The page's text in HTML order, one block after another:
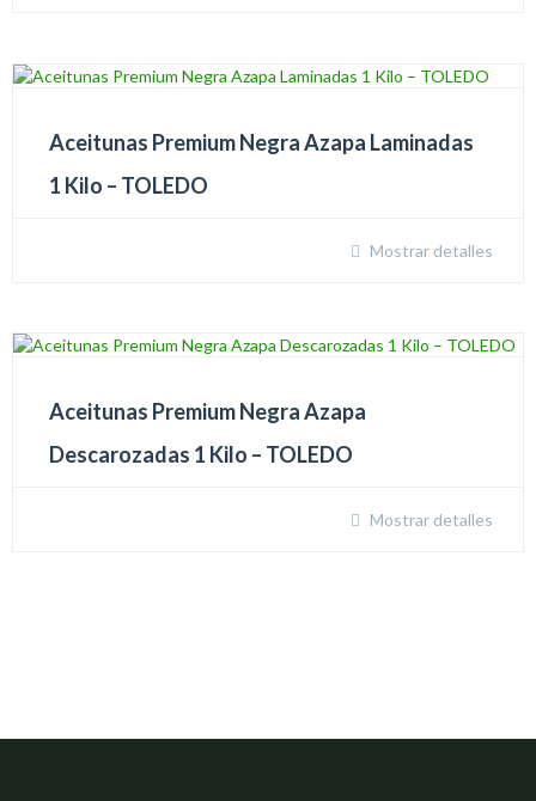
Aceitunas Premium Negra Azapa Laminadas
1 Kilo – TOLEDO
Mostrar detalles
Aceitunas Premium Negra Azapa
Descarozadas 1 Kilo – TOLEDO
Mostrar detalles